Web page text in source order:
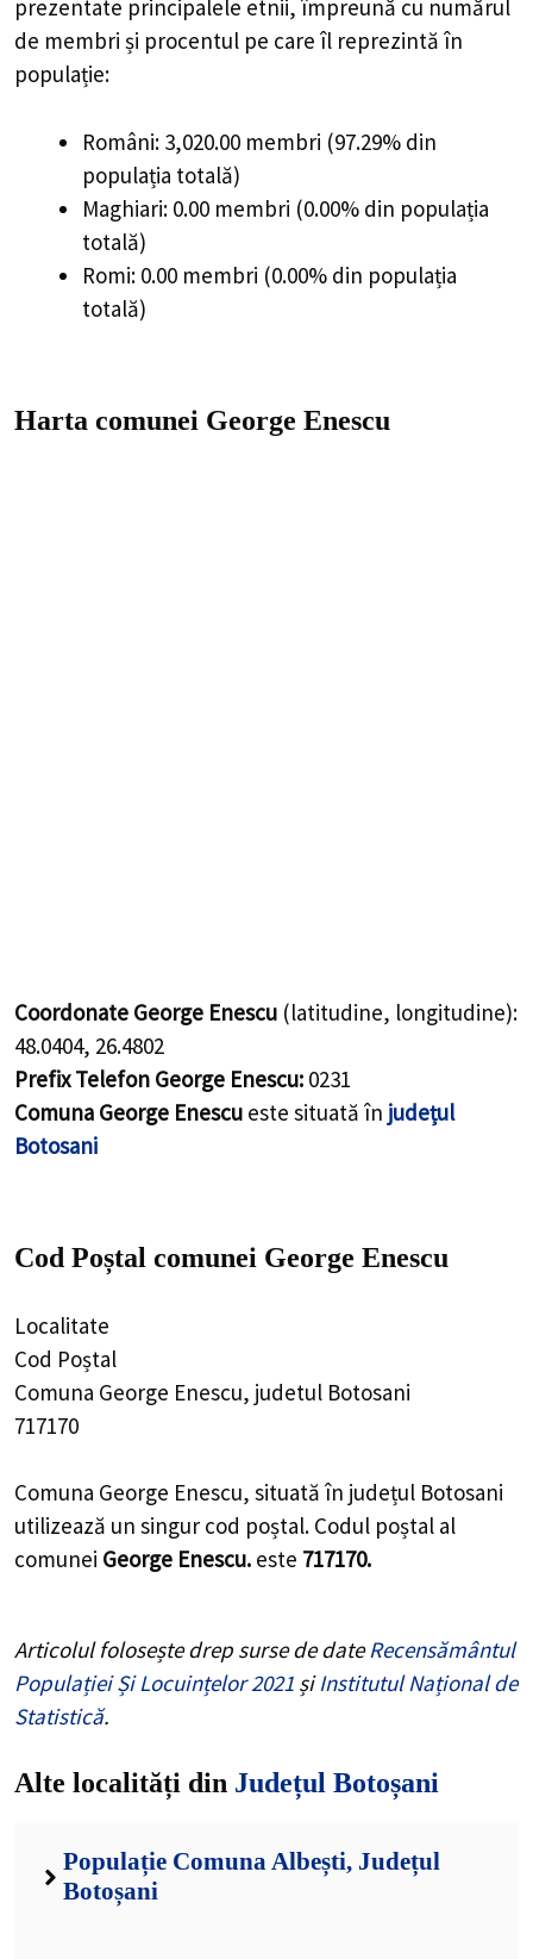
prezentate principalele etnii, împreună cu numărul
de membri și procentul pe care îl reprezintă în
populație:
Români: 3,020.00 membri (97.29% din
populația totală)
Maghiari: 0.00 membri (0.00% din populația
totală)
Romi: 0.00 membri (0.00% din populația
totală)
Harta comunei George Enescu
Coordonate George Enescu (latitudine, longitudine):
48.0404, 26.4802
Prefix Telefon George Enescu: 0231
Comuna George Enescu este situată în județul
Botosani
Cod Poștal comunei George Enescu
Localitate
Cod Poștal
Comuna George Enescu, judetul Botosani
717170
Comuna George Enescu, situată în județul Botosani
utilizează un singur cod poștal. Codul poștal al
comunei George Enescu. este 717170.
Articolul folosește drep surse de dateRecensământul
Populației Și Locuințelor 2021 șiInstitutul Național de
Statistică.
Alte localități din Județul Botoșani
Populație Comuna Albești, Județul
Botoșani